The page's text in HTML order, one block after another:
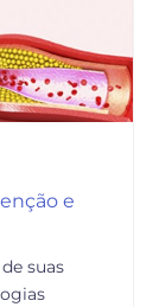
e
suas